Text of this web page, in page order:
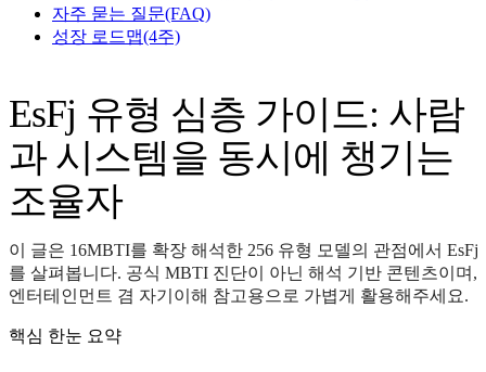
자주 묻는 질문(FAQ)
성장 로드맵(4주)
EsFj 유형 심층 가이드: 사람
과 시스템을 동시에 챙기는
조율자
이 글은 16MBTI를 확장 해석한 256 유형 모델의 관점에서 EsFj
를 살펴봅니다. 공식 MBTI 진단이 아닌 해석 기반 콘텐츠이며,
엔터테인먼트 겸 자기이해 참고용으로 가볍게 활용해주세요.
핵심 한눈 요약